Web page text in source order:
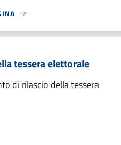
tessera elettorale
di rilascio della tessera